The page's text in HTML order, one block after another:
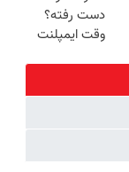
(40%off)
دست رفته؟
وقت ایمپلنت